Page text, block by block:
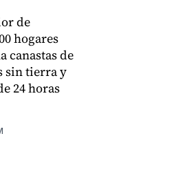
de
hogares
canastas de
sin tierra y
24 horas